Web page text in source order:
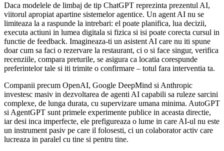
Daca modelele de limbaj de tip ChatGPT reprezinta prezentul AI,
viitorul apropiat apartine sistemelor agentice. Un agent AI nu se
limiteaza la a raspunde la intrebari: el poate planifica, lua decizii,
executa actiuni in lumea digitala si fizica si isi poate corecta cursul in
functie de feedback. Imagineaza-ti un asistent AI care nu iti spune
doar cum sa faci o rezervare la restaurant, ci o si face singur, verifica
recenziile, compara preturile, se asigura ca locatia corespunde
preferintelor tale si iti trimite o confirmare – totul fara interventia ta.
Companii precum OpenAI, Google DeepMind si Anthropic
investesc masiv in dezvoltarea de agenti AI capabili sa ruleze sarcini
complexe, de lunga durata, cu supervizare umana minima. AutoGPT
si AgentGPT sunt primele experimente publice in aceasta directie,
iar desi inca imperfecte, ele prefigureaza o lume in care AI-ul nu este
un instrument pasiv pe care il folosesti, ci un colaborator activ care
lucreaza in paralel cu tine si pentru tine.